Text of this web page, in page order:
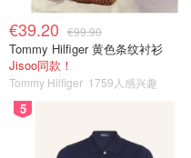
€39.20 €99.90
Tommy Hilfiger 黄色条纹衬衫
Jisoo同款！
Tommy Hilfiger 1759人感兴趣
5